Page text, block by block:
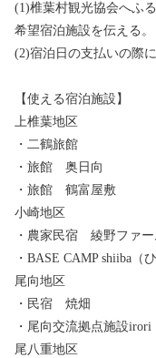
(1)椎葉村観光協会へふ
希望宿泊施設を伝える。
(2)宿泊日の支払いの際
【使える宿泊施設】
上椎葉地区
・二鶴旅館
・旅館 奥日向
・旅館 鶴富屋敷
小崎地区
・農家民宿 綾野ファー
・BASE CAMP shiiba（
尾向地区
・民宿 焼畑
・尾向交流拠点施設irori
尾八重地区